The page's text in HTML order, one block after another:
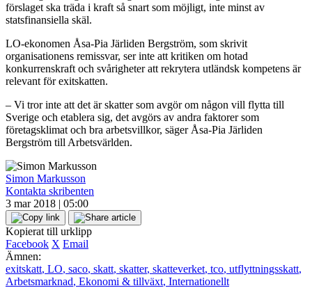
förslaget ska träda i kraft så snart som möjligt, inte minst av
statsfinansiella skäl.
LO-ekonomen Åsa-Pia Järliden Bergström, som skrivit
organisationens remissvar, ser inte att kritiken om hotad
konkurrenskraft och svårigheter att rekrytera utländsk kompetens är
relevant för exitskatten.
– Vi tror inte att det är skatter som avgör om någon vill flytta till
Sverige och etablera sig, det avgörs av andra faktorer som
företagsklimat och bra arbetsvillkor, säger Åsa-Pia Järliden
Bergström till Arbetsvärlden.
Simon Markusson
Kontakta skribenten
3 mar 2018 | 05:00
Kopierat till urklipp
Facebook X Email
Ämnen:
exitskatt, LO, saco, skatt, skatter, skatteverket, tco, utflyttningsskatt,
Arbetsmarknad, Ekonomi & tillväxt, Internationellt